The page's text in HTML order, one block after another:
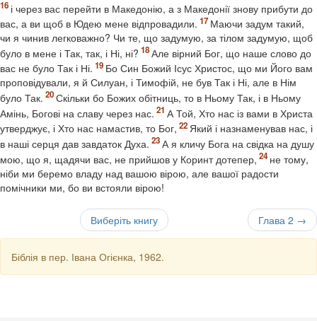
і через вас перейти в Македонію, а з Македонії знову прибути до
вас, а ви щоб в Юдею мене відпровадили.
Маючи задум такий,
чи я чинив легковажно? Чи те, що задумую, за тілом задумую, щоб
було в мене і Так, так, і Ні, ні?
Але вірний Бог, що наше слово до
вас не було Так і Ні.
Бо Син Божий Ісус Христос, що ми Його вам
проповідували, я й Силуан, і Тимофій, не був Так і Ні, але в Нім
було Так.
Скільки бо Божих обітниць, то в Ньому Так, і в Ньому
Амінь, Богові на славу через нас.
А Той, Хто нас із вами в Христа
утверджує, і Хто нас намастив, то Бог,
Який і назнаменував нас, і
в наші серця дав завдаток Духа.
А я кличу Бога на свідка на душу
мою, що я, щадячи вас, не прийшов у Коринт дотепер,
не тому,
ніби ми беремо владу над вашою вірою, але вашої радости
помічники ми, бо ви встояли вірою!
Виберіть книгу Глава 2 →
Біблія в пер. Івана Огієнка, 1962.